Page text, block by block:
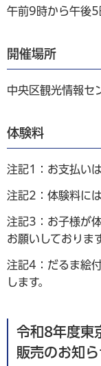
午前9時から午後5
開催場所
中央区観光情報セ
体験料
注記1：お支払いは
注記2：体験料に
注記3：お子様が
お願いしております
注記4：だるま絵
します。
令和8年度東
販売のお知